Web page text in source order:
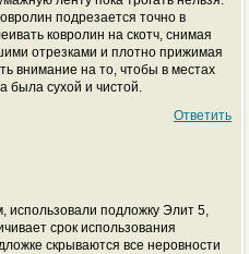
подрезается точно в
ковролин на скотч, снимая
отрезками и плотно прижимая
внимание на то, чтобы в местах
была сухой и чистой.
Ответить
использовали подложку Элит 5,
срок использования
скрываются все неровности